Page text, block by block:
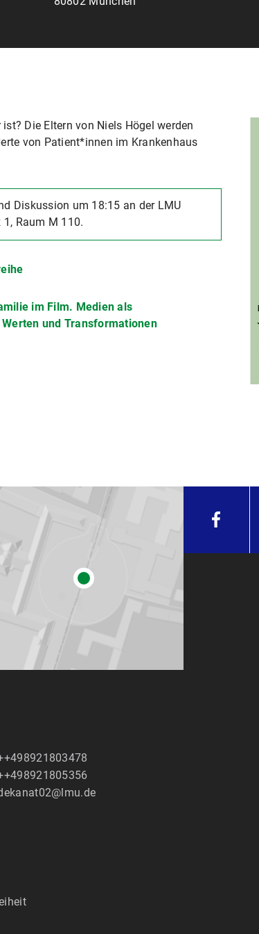
Die Eltern von Niels Högel werden
von Patient*innen im Krankenhaus
Diskussion um 18:15 an der LMU
Raum M 110.
im Film. Medien als
und Transformationen